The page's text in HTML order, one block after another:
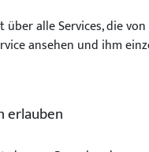
Teile
alle Services, die
ansehen und ihm
erlauben